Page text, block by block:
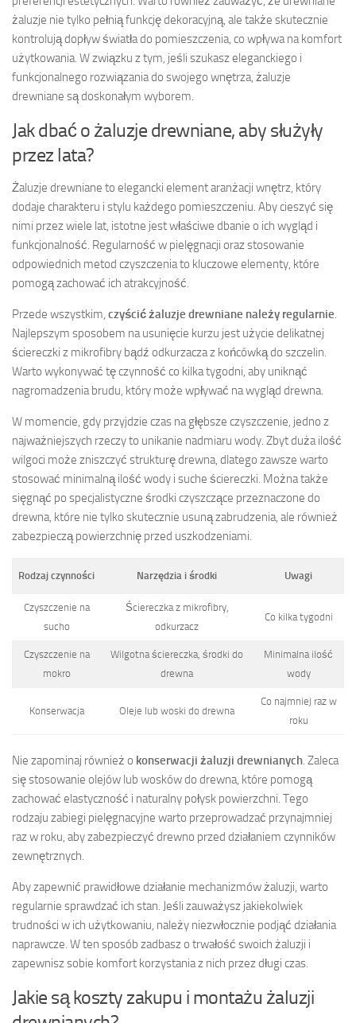
żaluzje nie tylko pełnią funkcję dekoracyjną, ale także skutecznie
kontrolują dopływ światła do pomieszczenia, co wpływa na komfort
użytkowania. W związku z tym, jeśli szukasz eleganckiego i
funkcjonalnego rozwiązania do swojego wnętrza, żaluzje
drewniane są doskonałym wyborem.
Jak dbać o żaluzje drewniane, aby służyły
przez lata?
Żaluzje drewniane to elegancki element aranżacji wnętrz, który
dodaje charakteru i stylu każdego pomieszczeniu. Aby cieszyć się
nimi przez wiele lat, istotne jest właściwe dbanie o ich wygląd i
funkcjonalność. Regularność w pielęgnacji oraz stosowanie
odpowiednich metod czyszczenia to kluczowe elementy, które
pomogą zachować ich atrakcyjność.
Przede wszystkim, czyścić żaluzje drewniane należy regularnie.
Najlepszym sposobem na usunięcie kurzu jest użycie delikatnej
ściereczki z mikrofibry bądź odkurzacza z końcówką do szczelin.
Warto wykonywać tę czynność co kilka tygodni, aby uniknąć
nagromadzenia brudu, który może wpływać na wygląd drewna.
W momencie, gdy przyjdzie czas na głębsze czyszczenie, jedno z
najważniejszych rzeczy to unikanie nadmiaru wody. Zbyt duża ilość
wilgoci może zniszczyć strukturę drewna, dlatego zawsze warto
stosować minimalną ilość wody i suche ściereczki. Można także
sięgnąć po specjalistyczne środki czyszczące przeznaczone do
drewna, które nie tylko skutecznie usuną zabrudzenia, ale również
zabezpieczą powierzchnię przed uszkodzeniami.
Rodzaj czynności Narzędzia i środki Uwagi
Czyszczenie na
sucho
Ściereczka z mikrofibry,
odkurzacz
Co kilka tygodni
Czyszczenie na
mokro
Wilgotna ściereczka, środki do
drewna
Minimalna ilość
wody
Konserwacja Oleje lub woski do drewna
Co najmniej raz w
roku
Nie zapominaj również o konserwacji żaluzji drewnianych. Zaleca
się stosowanie olejów lub wosków do drewna, które pomogą
zachować elastyczność i naturalny połysk powierzchni. Tego
rodzaju zabiegi pielęgnacyjne warto przeprowadzać przynajmniej
raz w roku, aby zabezpieczyć drewno przed działaniem czynników
zewnętrznych.
Aby zapewnić prawidłowe działanie mechanizmów żaluzji, warto
regularnie sprawdzać ich stan. Jeśli zauważysz jakiekolwiek
trudności w ich użytkowaniu, należy niezwłocznie podjąć działania
naprawcze. W ten sposób zadbasz o trwałość swoich żaluzji i
zapewnisz sobie komfort korzystania z nich przez długi czas.
Jakie są koszty zakupu i montażu żaluzji